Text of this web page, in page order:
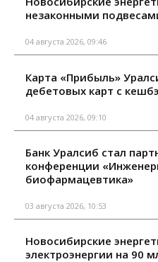
незаконными
04 августа 2026, 09:46
Карта «Прибыль»
дебетовых карт с
04 августа 2026, 09:10
Банк Уралсиб стал
конференции
биофармацевтика»
03 августа 2026, 10:53
Новосибирские
электроэнергии на 90